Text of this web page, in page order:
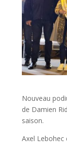
Nouveau
de Damien
saison.
Axel Lebohec